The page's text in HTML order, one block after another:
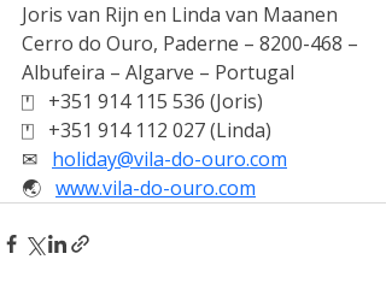
Joris van Rijn en Linda van Maanen
Cerro do Ouro, Paderne – 8200-468 –
Albufeira – Algarve – Portugal
⍞ +351 914 115 536 (Joris)
⍞ +351 914 112 027 (Linda)
✉ holiday@vila-do-ouro.com
🌏︎ www.vila-do-ouro.com